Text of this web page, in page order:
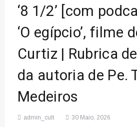
‘8 1/2’ [com
‘O egípcio’, filme
Curtiz | Rubrica
da autoria de Pe.
Medeiros
admin_cult 30 Maio, 2026